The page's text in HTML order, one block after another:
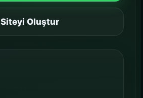
Paketler
Kurulum, içerik ve teslim kapsamını daha net
Siteyi Oluştur